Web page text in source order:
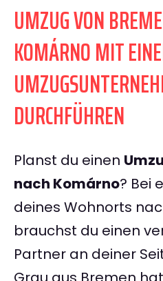
UMZUG VON
KOMÁRNO MIT
DURCHFÜHREN
Planst du einen
nach Komárno? Bei
deines Wohnorts
brauchst du einen
Partner an deiner